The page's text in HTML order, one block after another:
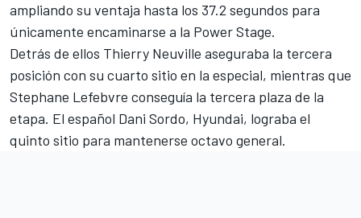
ampliando su ventaja hasta los 37.2 segundos para
únicamente encaminarse a la Power Stage.
Detrás de ellos Thierry Neuville aseguraba la tercera
posición con su cuarto sitio en la especial, mientras que
Stephane Lefebvre conseguía la tercera plaza de la
etapa. El español Dani Sordo, Hyundai, lograba el
quinto sitio para mantenerse octavo general.